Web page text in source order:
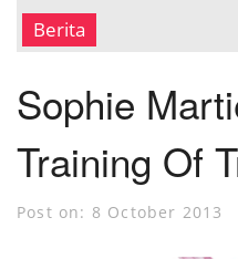
MUSEUM KANKER
Berita
Sophie
Training Of
Post on: 8 October 2013